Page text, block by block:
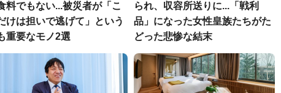
料でもない...被災者が「こ
けは担いで逃げて」という
重要なモノ2選
られ、収容所送りに...「戦利
品」になった女性皇族たちがた
どった悲惨な結末